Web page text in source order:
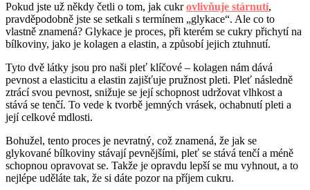
Pokud jste už někdy četli o tom, jak cukrovlivňuje stárnutí,
pravděpodobně jste se setkali s termínem „glykace“. Ale co to
vlastně znamená? Glykace je proces, při kterém se cukry přichytí na
bílkoviny, jako je kolagen a elastin, a způsobí jejich ztuhnutí.
Tyto dvě látky jsou pro naši pleť klíčové – kolagen nám dává
pevnost a elasticitu a elastin zajišťuje pružnost pleti. Pleť následně
ztrácí svou pevnost, snižuje se její schopnost udržovat vlhkost a
stává se tenčí. To vede k tvorbě jemných vrásek, ochabnutí pleti a
její celkové mdlosti.
Bohužel, tento proces je nevratný, což znamená, že jak se
glykované bílkoviny stávají pevnějšími, pleť se stává tenčí a méně
schopnou opravovat se. Takže je opravdu lepší se mu vyhnout, a to
nejlépe uděláte tak, že si dáte pozor na příjem cukru.